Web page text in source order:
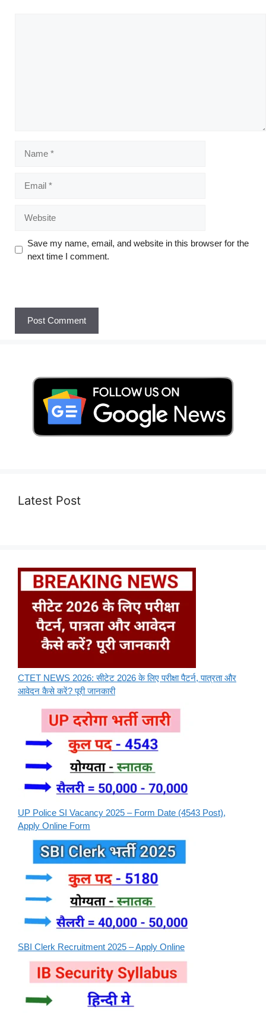
Save my name, email, and website in this browser for the
next time I comment.
Latest Post
CTET NEWS 2026: सीटेट 2026 के लिए परीक्षा पैटर्न, पात्रता और
आवेदन कैसे करें? पूरी जानकारी
UP Police SI Vacancy 2025 – Form Date (4543 Post),
Apply Online Form
SBI Clerk Recruitment 2025 – Apply Online